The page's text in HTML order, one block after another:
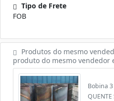
Tipo de Frete
FOB
Produtos do mesmo
produto do mesmo vendedor
Bobina
QUENTE